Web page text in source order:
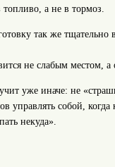
топливо, а не в тормоз.
так же тщательно
не слабым местом,
уже иначе: не
управлять собой, когда
некуда».